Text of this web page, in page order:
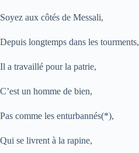
Soyez aux côtés de Messali,
Depuis longtemps dans les tourments,
Il a travaillé pour la patrie,
C’est un homme de bien,
Pas comme les enturbannés(*),
Qui se livrent à la rapine,